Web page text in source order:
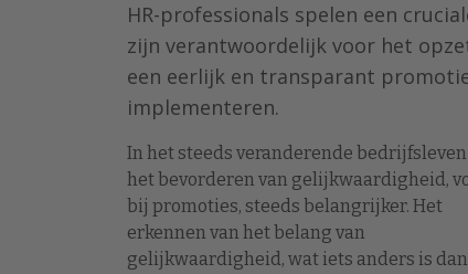
HR-professionals spelen een
zijn verantwoordelijk voor het
een eerlijk en transparant
implementeren.
In het steeds veranderende
het bevorderen van gelijkwaardigheid,
bij promoties, steeds belangrijker. Het
erkennen van het belang van
gelijkwaardigheid, wat iets anders is dan